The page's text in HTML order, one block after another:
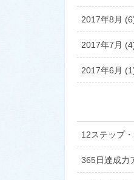
2017年8月
2017年7月
2017年6月
12ステップ
365日達成力